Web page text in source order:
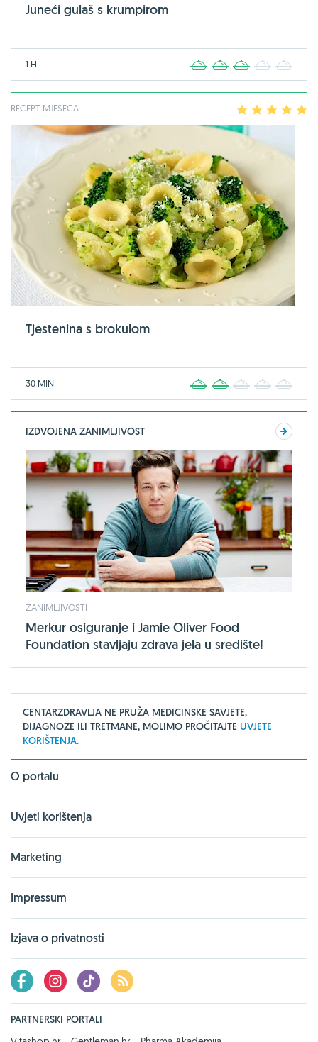
Juneći gulaš s krumpirom
1 H 2 3 4
RECEPT MJESECA 2 3 4
Tjestenina s brokulom
30 MIN 2 3 4
IZDVOJENA ZANIMLJIVOST
ZANIMLJIVOSTI
Merkur osiguranje i Jamie Oliver Food
Foundation stavljaju zdrava jela u središte!
CENTARZDRAVLJA NE PRUŽA MEDICINSKE SAVJETE,
DIJAGNOZE ILI TRETMANE, MOLIMO PROČITAJTE UVJETE
KORIŠTENJA.
O portalu
Uvjeti korištenja
Marketing
Impressum
Izjava o privatnosti
PARTNERSKI PORTALI